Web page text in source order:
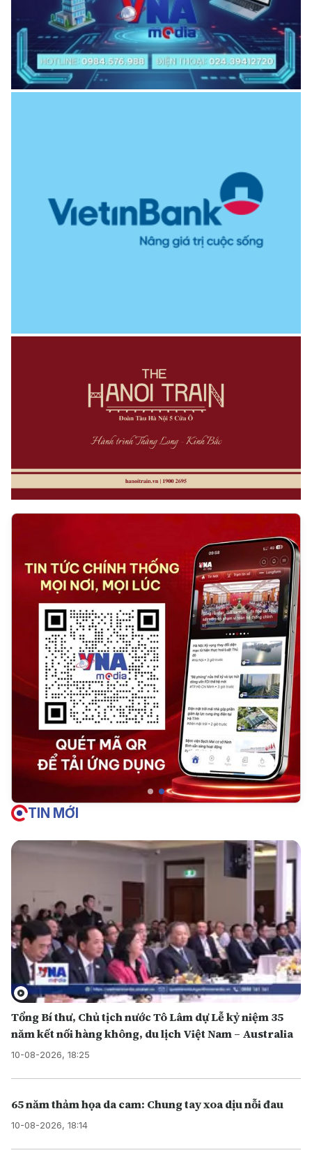
TIN MỚI
Tổng Bí thư, Chủ tịch nước Tô Lâm dự Lễ kỷ niệm 35
năm kết nối hàng không, du lịch Việt Nam – Australia
10-08-2026, 18:25
65 năm thảm họa da cam: Chung tay xoa dịu nỗi đau
10-08-2026, 18:14